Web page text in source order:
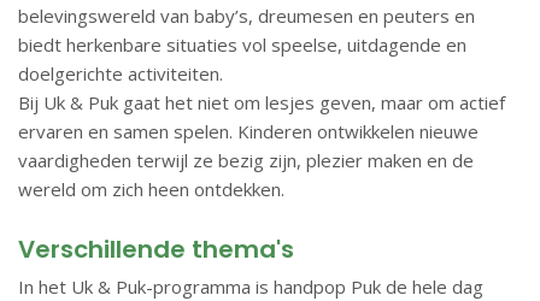
belevingswereld van baby’s, dreumesen en peuters en
biedt herkenbare situaties vol speelse, uitdagende en
doelgerichte activiteiten.
Bij Uk & Puk gaat het niet om lesjes geven, maar om actief
ervaren en samen spelen. Kinderen ontwikkelen nieuwe
vaardigheden terwijl ze bezig zijn, plezier maken en de
wereld om zich heen ontdekken.
Verschillende thema's
In het Uk & Puk-programma is handpop Puk de hele dag